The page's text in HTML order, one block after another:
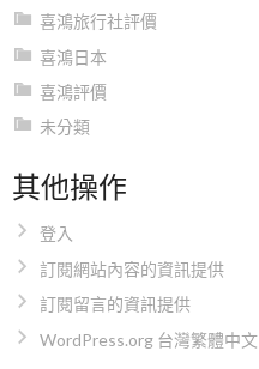
喜鴻旅行社評價
喜鴻日本
喜鴻評價
未分類
其他操作
登入
訂閱網站內容的資訊提供
訂閱留言的資訊提供
WordPress.org 台灣繁體中文